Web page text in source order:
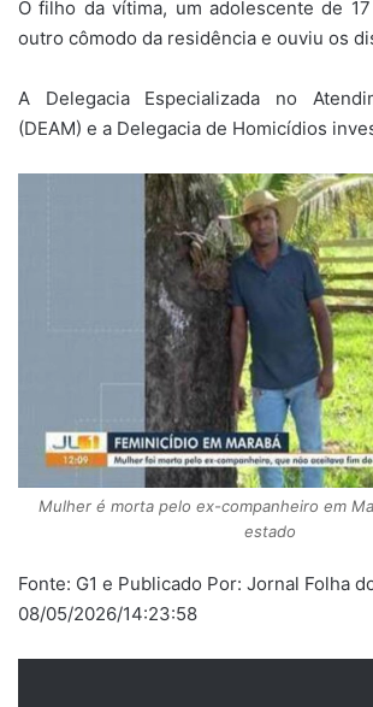
O filho da vítima, um adolescente de
outro cômodo da residência e ouviu os
A Delegacia Especializada no
(DEAM) e a Delegacia de Homicídios
Mulher é morta pelo ex-companheiro em
estado
Fonte: G1 e Publicado Por: Jornal Folha
08/05/2026/14:23:58